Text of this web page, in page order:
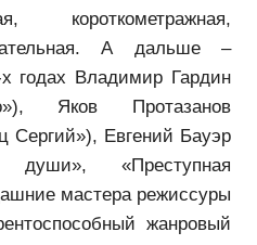
короткометражная,
А дальше –
годах Владимир Гардин
Яков Протазанов
Сергий»), Евгений Бауэр
души», «Преступная
мастера режиссуры
жанровый